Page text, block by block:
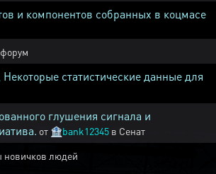
и компонентов собранных в коцмасе
статистические данные для
глушения сигнала и
от 🏦bank12345 в Сенат
новичков людей